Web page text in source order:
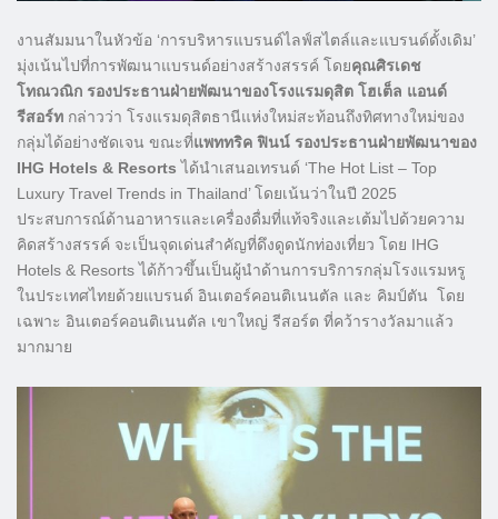
งานสัมมนาในหัวข้อ ‘การบริหารแบรนด์ไลฟ์สไตล์และแบรนด์ดั้งเดิม’
มุ่งเน้นไปที่การพัฒนาแบรนด์อย่างสร้างสรรค์ โดยคุณศิรเดช
โทณวณิก รองประธานฝ่ายพัฒนาของโรงแรมดุสิต โฮเต็ล แอนด์
รีสอร์ท กล่าวว่า โรงแรมดุสิตธานีแห่งใหม่สะท้อนถึงทิศทางใหม่ของ
กลุ่มได้อย่างชัดเจน ขณะที่แพททริค ฟินน์ รองประธานฝ่ายพัฒนาของ
IHG Hotels & Resorts ได้นำเสนอเทรนด์ ‘The Hot List – Top
Luxury Travel Trends in Thailand’ โดยเน้นว่าในปี 2025
ประสบการณ์ด้านอาหารและเครื่องดื่มที่แท้จริงและเต้มไปด้วยความ
คิดสร้างสรรค์ จะเป็นจุดเด่นสำคัญที่ดึงดูดนักท่องเที่ยว โดย IHG
Hotels & Resorts ได้ก้าวขึ้นเป็นผู้นำด้านการบริการกลุ่มโรงแรมหรู
ในประเทศไทยด้วยแบรนด์ อินเตอร์คอนติเนนตัล และ คิมป์ตัน โดย
เฉพาะ อินเตอร์คอนติเนนตัล เขาใหญ่ รีสอร์ต ที่คว้ารางวัลมาแล้ว
มากมาย